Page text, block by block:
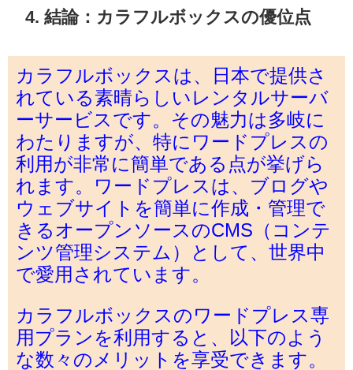
4. 結論：カラフルボックスの優位点
カラフルボックスは、日本で提供さ
れている素晴らしいレンタルサーバ
ーサービスです。その魅力は多岐に
わたりますが、特にワードプレスの
利用が非常に簡単である点が挙げら
れます。ワードプレスは、ブログや
ウェブサイトを簡単に作成・管理で
きるオープンソースのCMS（コンテ
ンツ管理システム）として、世界中
で愛用されています。
カラフルボックスのワードプレス専
用プランを利用すると、以下のよう
な数々のメリットを享受できます。